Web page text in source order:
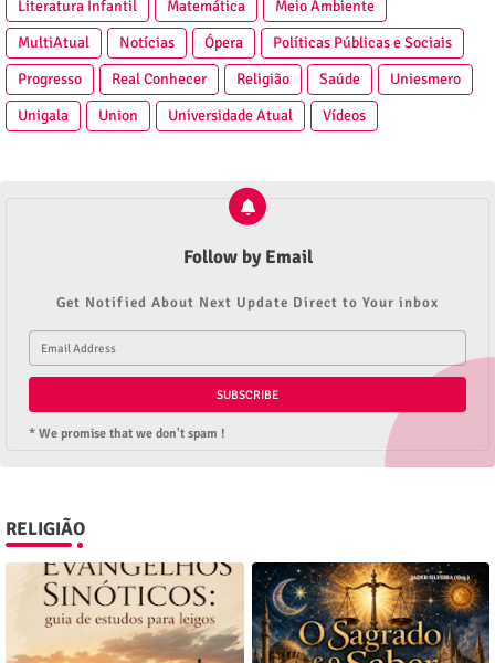
Literatura Infantil Matemática
Meio Ambiente
MultiAtual
Notícias Ópera
Políticas Públicas e Sociais
Progresso
Real Conhecer Religião Saúde
Uniesmero
Unigala
Union Universidade Atual Vídeos
Follow by Email
Get Notified About Next Update Direct to Your inbox
* We promise that we don't spam !
RELIGIÃO